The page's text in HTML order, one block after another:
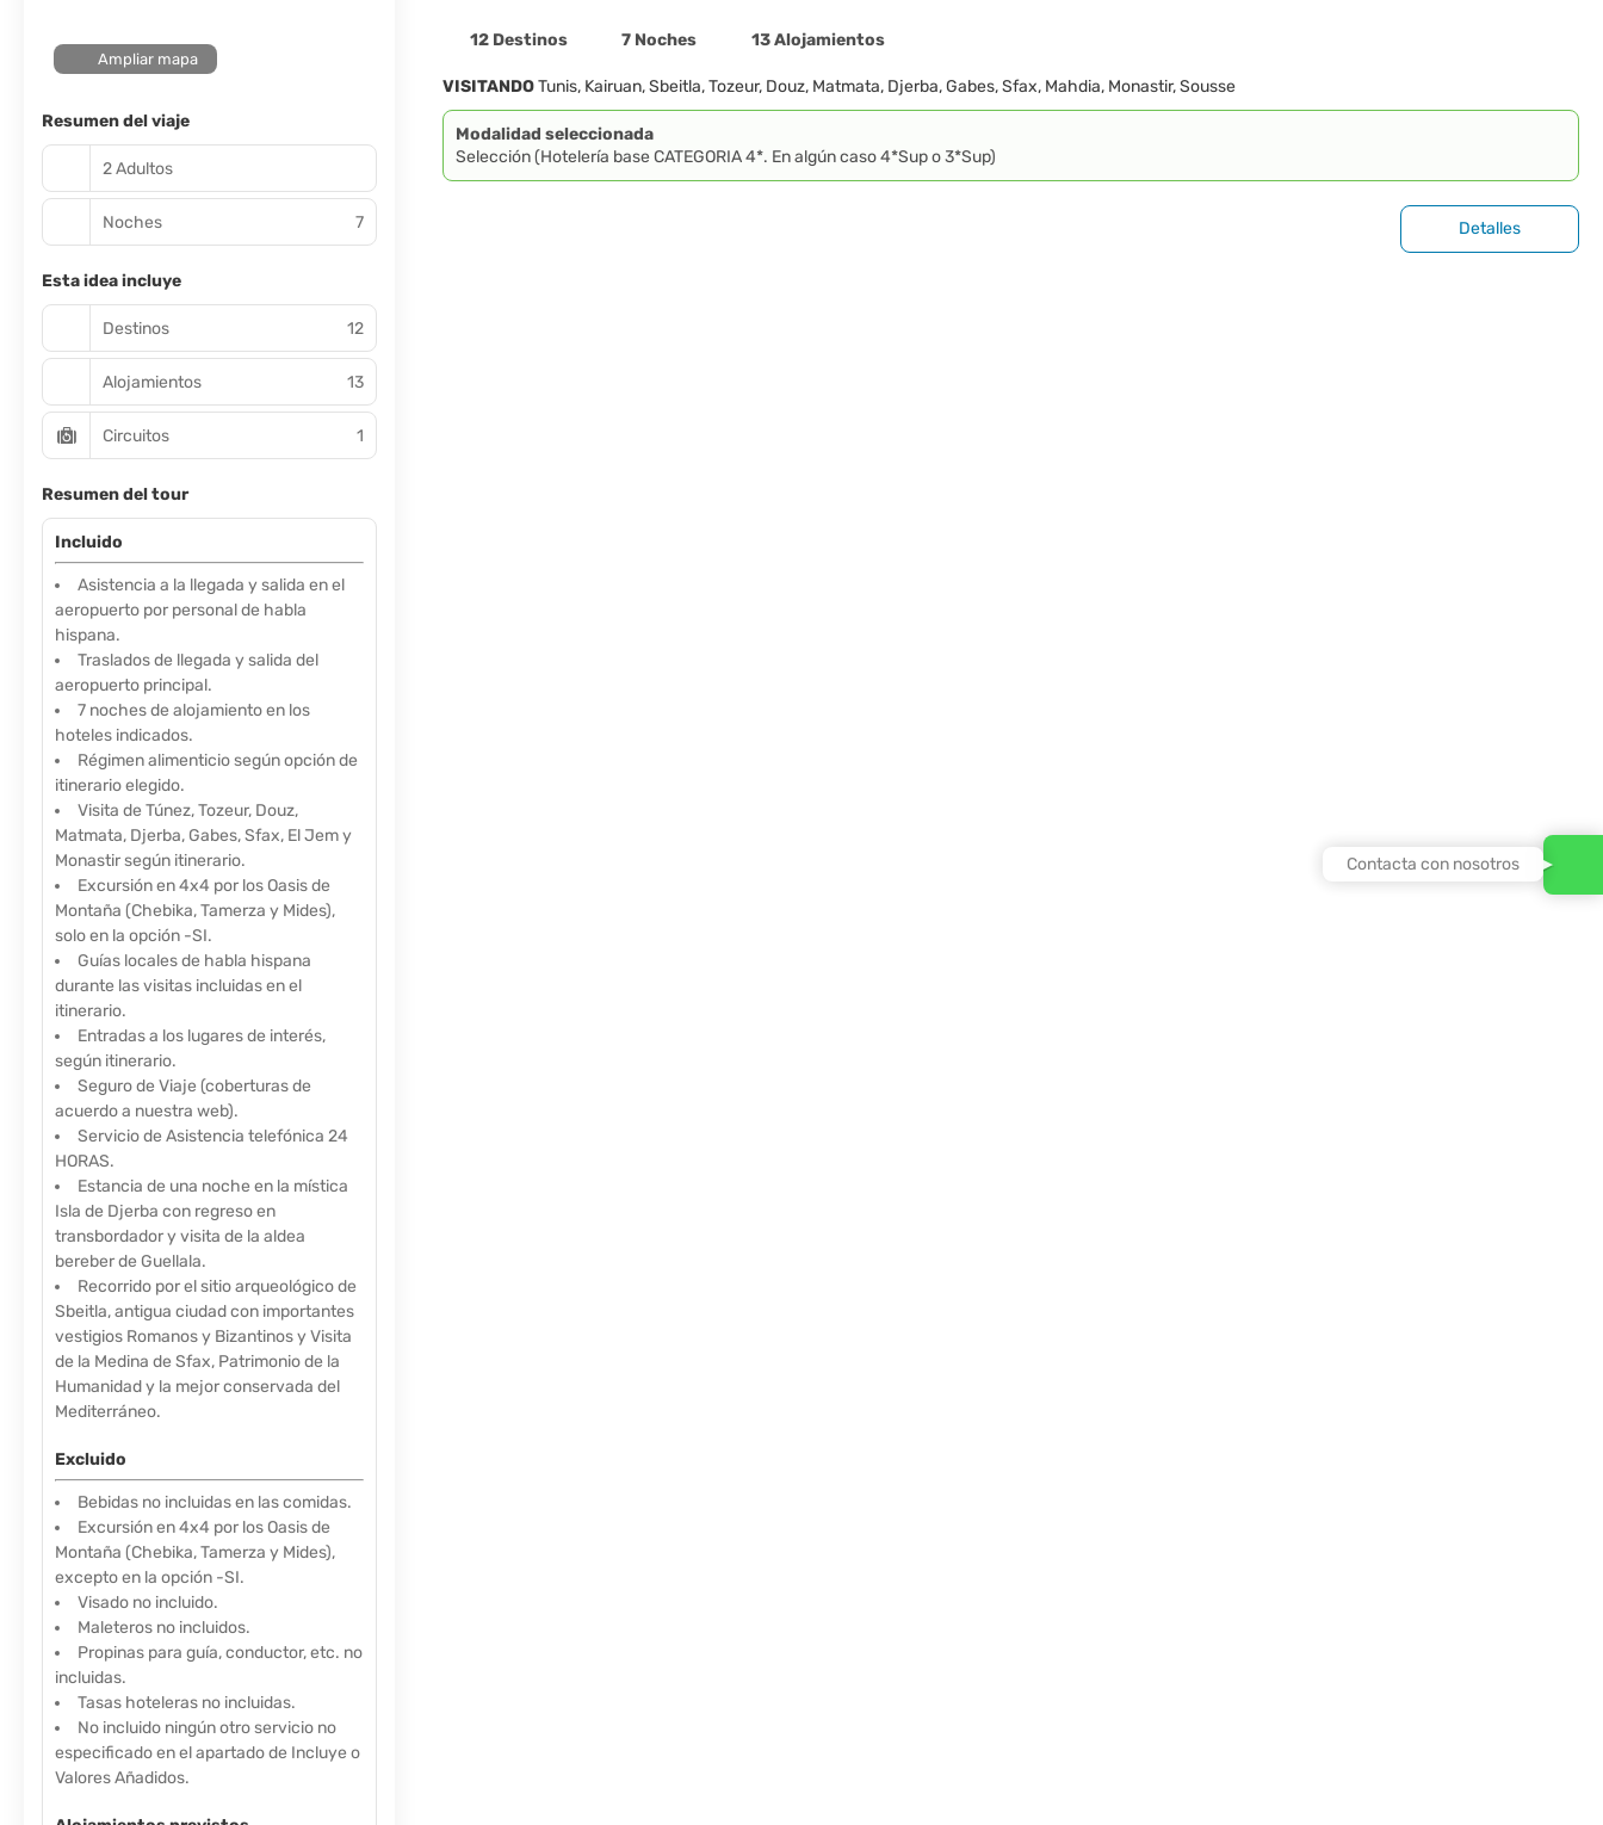
12 Destinos 7 Noches 13 Alojamientos
VISITANDOTunis, Kairuan, Sbeitla, Tozeur, Douz, Matmata, Djerba, Gabes, Sfax, Mahdia, Monastir, Sousse
Modalidad seleccionada
Selección (Hotelería base CATEGORIA 4*. En algún caso 4*Sup o 3*Sup)
Detalles
Ampliar mapa
Resumen del viaje
2 Adultos
Noches 7
Esta idea incluye
Destinos 12
Alojamientos 13
Circuitos 1
Resumen del tour
Incluido
Asistencia a la llegada y salida en el
aeropuerto por personal de habla
hispana.
Traslados de llegada y salida del
aeropuerto principal.
7 noches de alojamiento en los
hoteles indicados.
Régimen alimenticio según opción de
itinerario elegido.
Visita de Túnez, Tozeur, Douz,
Matmata, Djerba, Gabes, Sfax, El Jem y
Monastir según itinerario.
Excursión en 4x4 por los Oasis de
Montaña (Chebika, Tamerza y Mides),
solo en la opción -SI.
Guías locales de habla hispana
durante las visitas incluidas en el
itinerario.
Entradas a los lugares de interés,
según itinerario.
Seguro de Viaje (coberturas de
acuerdo a nuestra web).
Servicio de Asistencia telefónica 24
HORAS.
Estancia de una noche en la mística
Isla de Djerba con regreso en
transbordador y visita de la aldea
bereber de Guellala.
Recorrido por el sitio arqueológico de
Sbeitla, antigua ciudad con importantes
vestigios Romanos y Bizantinos y Visita
de la Medina de Sfax, Patrimonio de la
Humanidad y la mejor conservada del
Mediterráneo.
Excluido
Bebidas no incluidas en las comidas.
Excursión en 4x4 por los Oasis de
Montaña (Chebika, Tamerza y Mides),
excepto en la opción -SI.
Visado no incluido.
Maleteros no incluidos.
Propinas para guía, conductor, etc. no
incluidas.
Tasas hoteleras no incluidas.
No incluido ningún otro servicio no
especificado en el apartado de Incluye o
Valores Añadidos.
Contacta con nosotros